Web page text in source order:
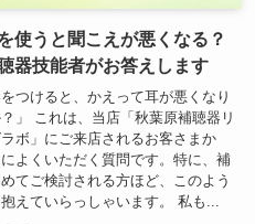
使うと聞こえが悪くなる？
器技能者がお答えします
をつけると、かえって耳が悪くなり
」 これは、当店「秋葉原補聴器リ
ボ」にご来店されるお客さまか
よくいただく質問です。特に、補
てご検討される方ほど、このよう
えていらっしゃいます。 私も...